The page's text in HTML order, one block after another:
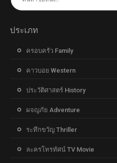
ประเภท
ครอบครัว Family
คาวบอย Western
ประวัติศาสตร์ History
ผจญภัย Adventure
ระทึกขวัญ Thriller
ละครโทรทัศน์ TV Movie